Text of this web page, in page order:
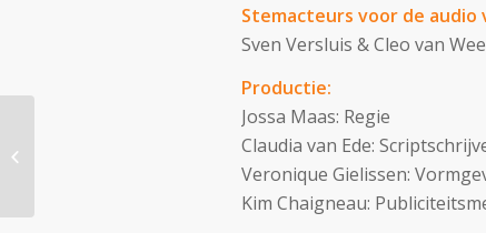
Stemacteurs voor de audio
Sven Versluis & Cleo van
Productie:
Jossa Maas: Regie
Claudia van Ede:
Veronique Gielissen:
Kim Chaigneau: